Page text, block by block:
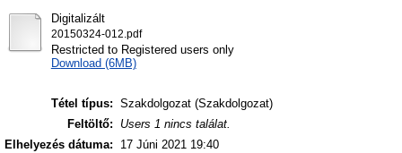
Digitalizált
20150324-012.pdf
Restricted to Registered users only
Download (6MB)
Tétel típus: Szakdolgozat (Szakdolgozat)
Feltöltő:
Users 1 nincs találat.
Elhelyezés dátuma:
17 Júni 2021 19:40